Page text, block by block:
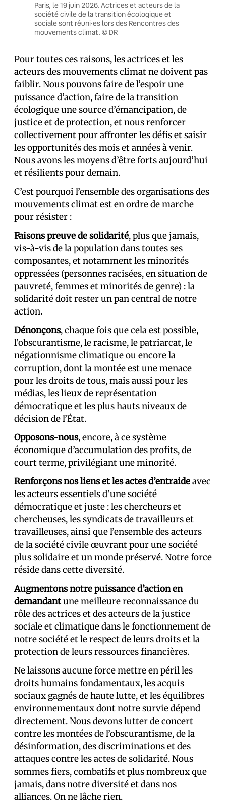
Paris, le 19 juin 2026. Actrices et acteurs de la
société civile de la transition écologique et
sociale sont réuni·es lors des Rencontres des
mouvements climat. © DR
Pour toutes ces raisons, les actrices et les
acteurs des mouvements climat ne doivent pas
faiblir. Nous pouvons faire de l’espoir une
puissance d’action, faire de la transition
écologique une source d’émancipation, de
justice et de protection, et nous renforcer
collectivement pour affronter les défis et saisir
les opportunités des mois et années à venir.
Nous avons les moyens d’être forts aujourd’hui
et résilients pour demain.
C’est pourquoi l’ensemble des organisations des
mouvements climat est en ordre de marche
pour résister :
Faisons preuve de solidarité, plus que jamais,
vis-à-vis de la population dans toutes ses
composantes, et notamment les minorités
oppressées (personnes racisées, en situation de
pauvreté, femmes et minorités de genre) : la
solidarité doit rester un pan central de notre
action.
Dénonçons, chaque fois que cela est possible,
l’obscurantisme, le racisme, le patriarcat, le
négationnisme climatique ou encore la
corruption, dont la montée est une menace
pour les droits de tous, mais aussi pour les
médias, les lieux de représentation
démocratique et les plus hauts niveaux de
décision de l’État.
Opposons-nous, encore, à ce système
économique d’accumulation des profits, de
court terme, privilégiant une minorité.
Renforçons nos liens et les actes d’entraideavec
les acteurs essentiels d’une société
démocratique et juste : les chercheurs et
chercheuses, les syndicats de travailleurs et
travailleuses, ainsi que l’ensemble des acteurs
de la société civile œuvrant pour une société
plus solidaire et un monde préservé. Notre force
réside dans cette diversité.
Augmentons notre puissance d’action en
demandantune meilleure reconnaissance du
rôle des actrices et des acteurs de la justice
sociale et climatique dans le fonctionnement de
notre société et le respect de leurs droits et la
protection de leurs ressources financières.
Ne laissons aucune force mettre en péril les
droits humains fondamentaux, les acquis
sociaux gagnés de haute lutte, et les équilibres
environnementaux dont notre survie dépend
directement. Nous devons lutter de concert
contre les montées de l’obscurantisme, de la
désinformation, des discriminations et des
attaques contre les actes de solidarité. Nous
sommes fiers, combatifs et plus nombreux que
jamais, dans notre diversité et dans nos
alliances. On ne lâche rien.